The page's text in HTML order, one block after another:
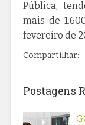
Pública,
mais de
fevereiro de
Compartilhar:
Postagens